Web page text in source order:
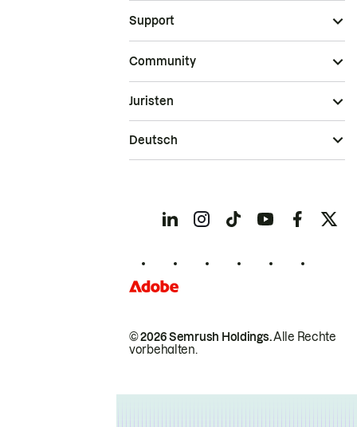
Support
Community
© 2026 Semrush Holdings.Alle Rechte
vorbehalten.
Juristen
Deutsch